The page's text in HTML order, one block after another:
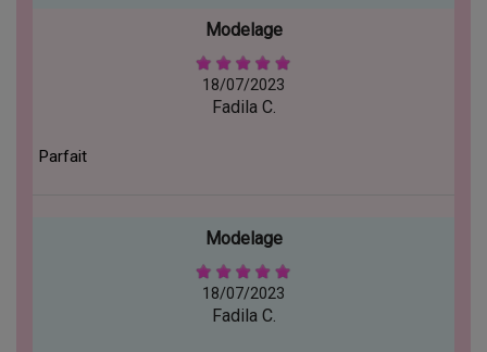
Modelage
18/07/2023
Fadila C.
Parfait
Modelage
18/07/2023
Fadila C.